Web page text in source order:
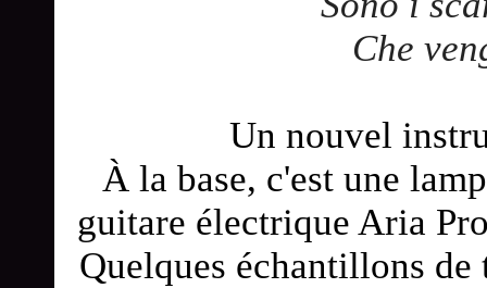
Che
Un nouvel
À la base, c'est une
guitare électrique Aria
Quelques échantillons